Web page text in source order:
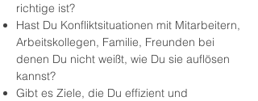
richtige ist?
Hast Du Konfliktsituationen mit Mitarbeitern,
Arbeitskollegen, Familie, Freunden bei
denen Du nicht weißt, wie Du sie auflösen
kannst?
Gibt es Ziele, die Du effizient und